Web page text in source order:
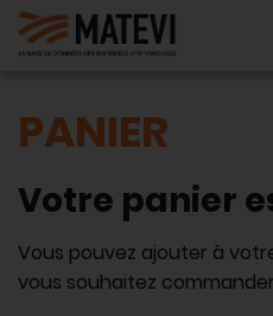
PANIER
Votre panier
Vous pouvez ajouter à
vous souhaitez